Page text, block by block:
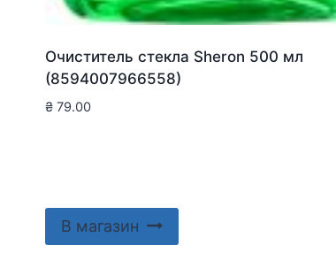
Очиститель стекла Sheron 500 мл
(8594007966558)
₴ 79.00
В магазин